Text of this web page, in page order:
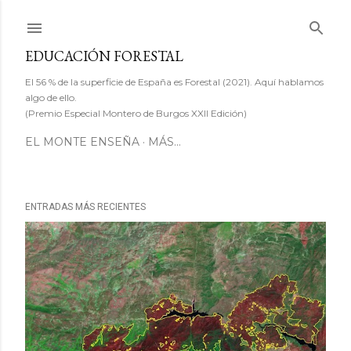
EDUCACIÓN FORESTAL
El 56 % de la superficie de España es Forestal (2021). Aquí hablamos
algo de ello.
(Premio Especial Montero de Burgos XXII Edición)
EL MONTE ENSEÑA MÁS…
E
n
t
r
a
ENTRADAS MÁS RECIENTES